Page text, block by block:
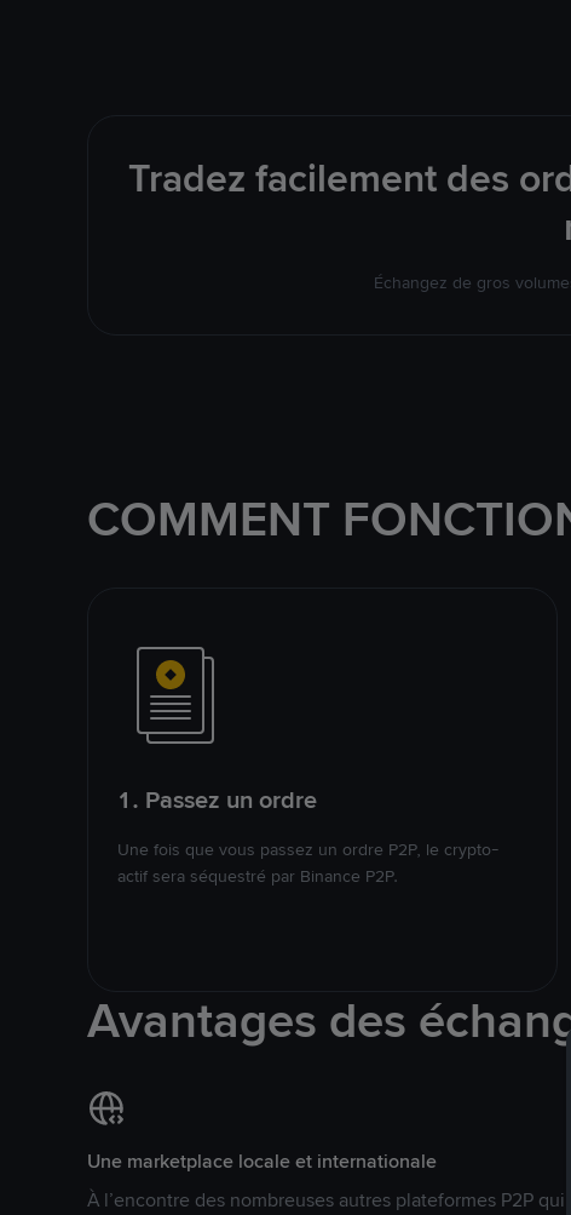
Tradez facilement des
Échangez de gros
COMMENT
1. Passez un ordre
Une fois que vous passez un ordre P2P, le crypto-
actif sera séquestré par Binance P2P.
Avantages des
Une marketplace locale et internationale
À l’encontre des nombreuses autres plateformes P2P qui